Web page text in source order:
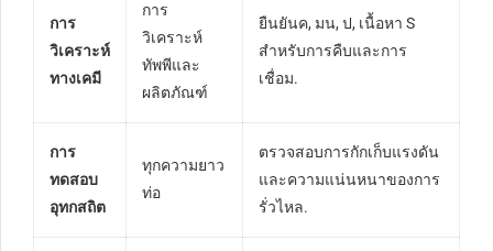
การ
วิเคราะห์
ทางเคมี
การ
วิเคราะห์
ทัพพีและ
ผลิตภัณฑ์
ยืนยันค, มน, ป, เนื้อหา S
สำหรับการคืบและการ
เชื่อม.
การ
ทดสอบ
อุทกสถิต
ทุกความยาว
ท่อ
ตรวจสอบการกักเก็บแรงดัน
และความแน่นหนาของการ
รั่วไหล.